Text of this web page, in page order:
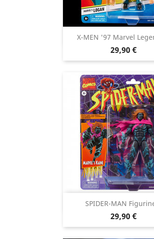
X-MEN '97 Marvel
Prix
29,90 €
Aperçu
SPIDER-MAN
Prix
29,90 €
Aperçu